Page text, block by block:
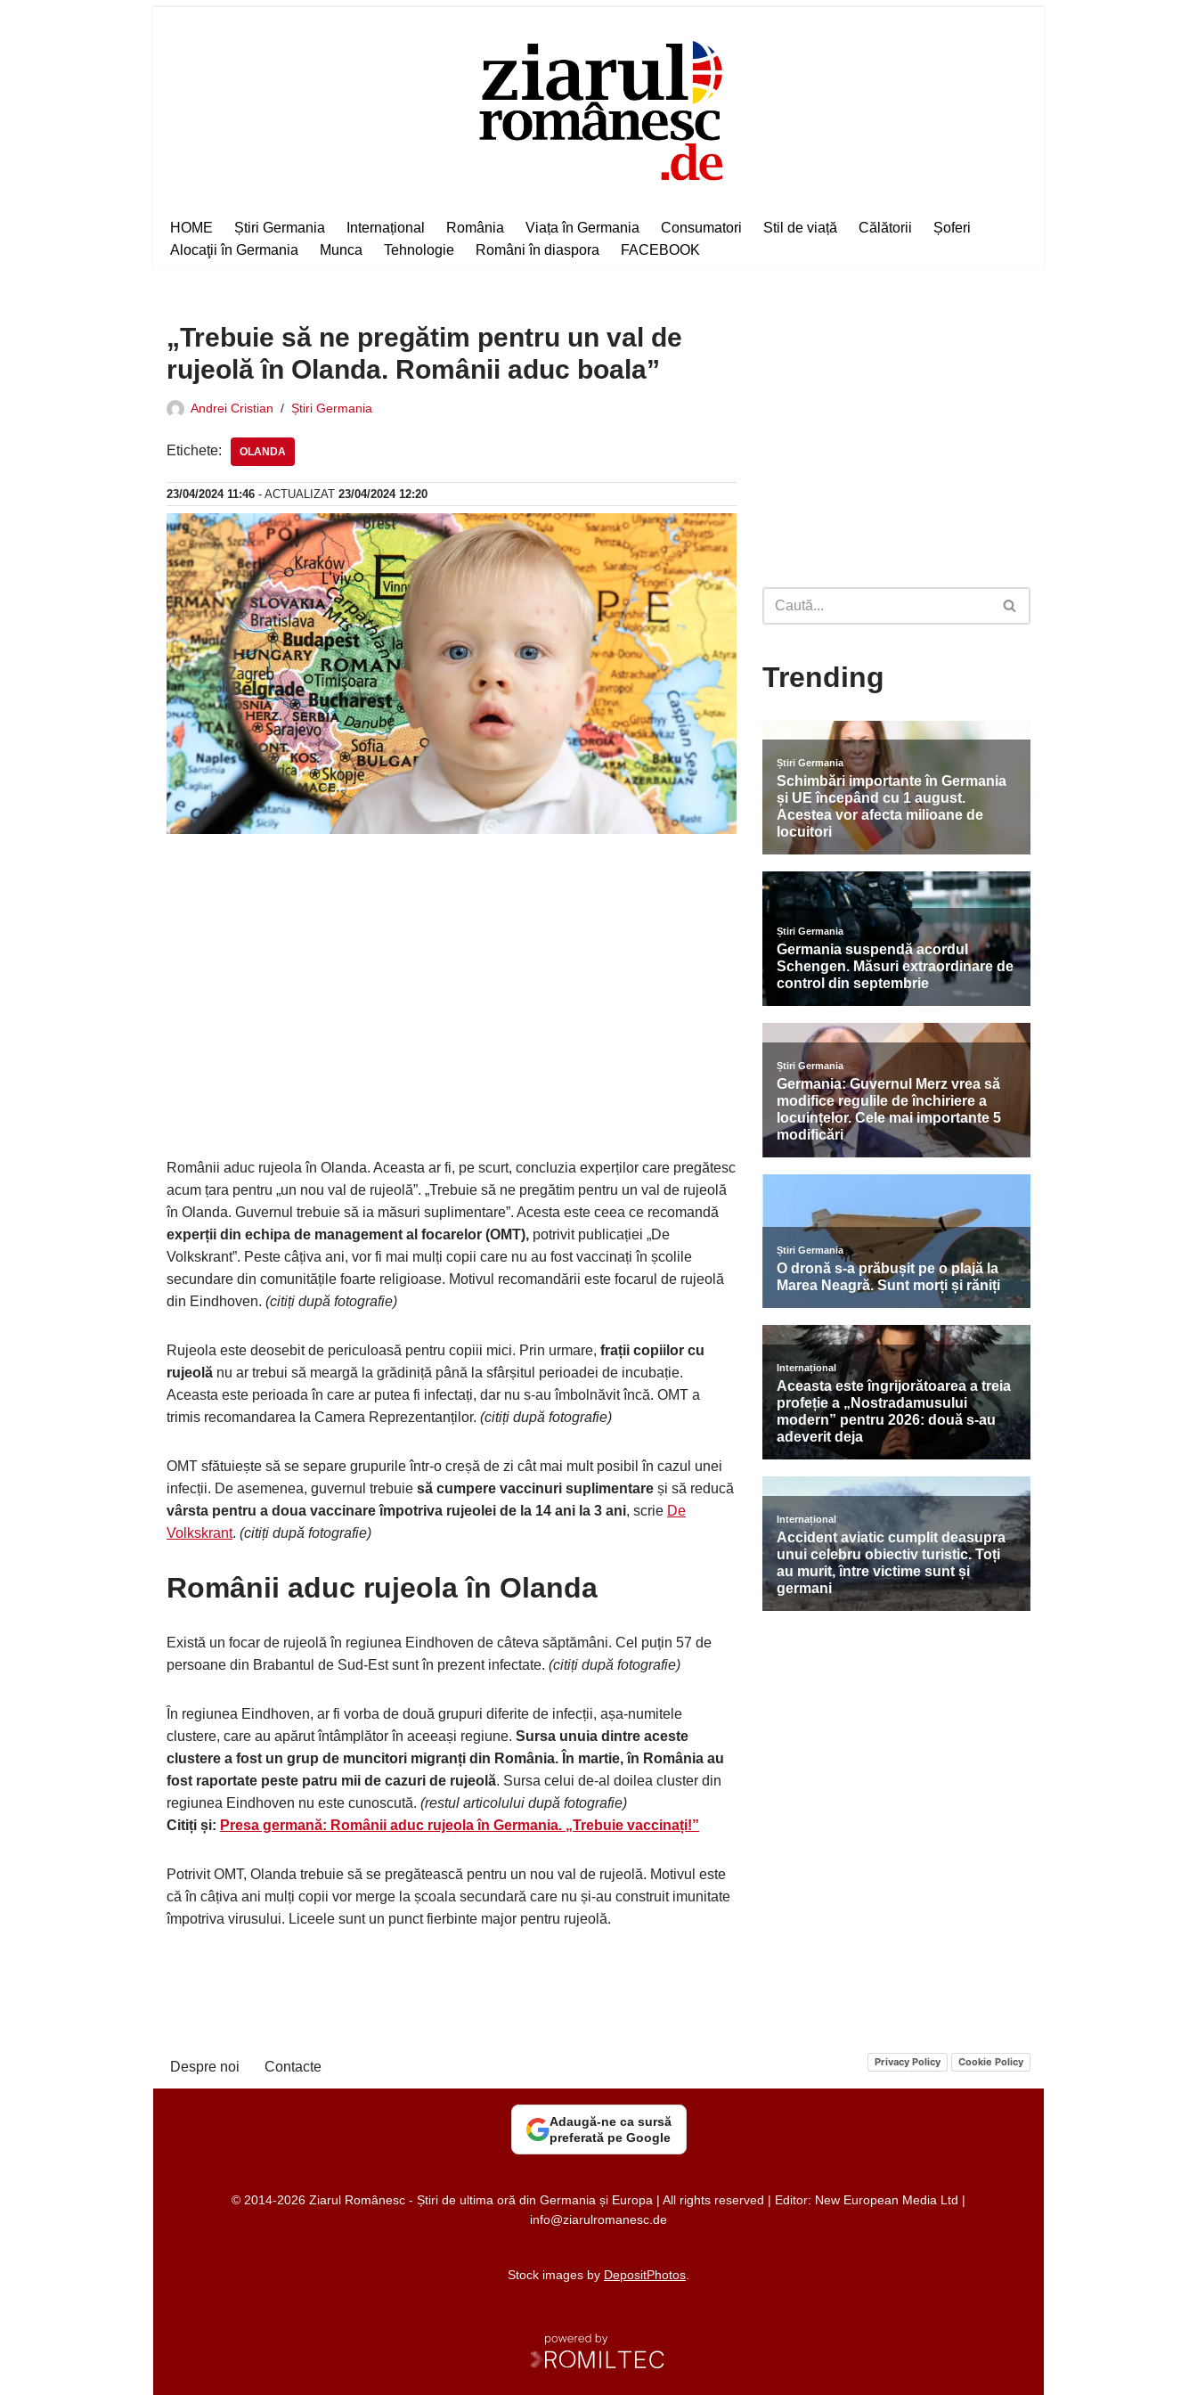
HOME Știri Germania Internațional România Viața în Germania Consumatori Stil de viață Călătorii
Șoferi
Alocaţii în Germania
Munca Tehnologie Români în diaspora FACEBOOK
„Trebuie să ne pregătim pentru un val de
rujeolă în Olanda. Românii aduc boala”
Andrei Cristian Știri Germania
Etichete: OLANDA
23/04/2024 11:46 - ACTUALIZAT 23/04/2024 12:20
Românii aduc rujeola în Olanda. Aceasta ar fi, pe scurt, concluzia experților care pregătesc
acum țara pentru „un nou val de rujeolă”. „Trebuie să ne pregătim pentru un val de rujeolă
în Olanda. Guvernul trebuie să ia măsuri suplimentare”. Acesta este ceea ce recomandă
experții din echipa de management al focarelor (OMT), potrivit publicației „De
Volkskrant”. Peste câțiva ani, vor fi mai mulți copii care nu au fost vaccinați în școlile
secundare din comunitățile foarte religioase. Motivul recomandării este focarul de rujeolă
din Eindhoven. (citiți după fotografie)
Rujeola este deosebit de periculoasă pentru copiii mici. Prin urmare, frații copiilor cu
rujeolă nu ar trebui să meargă la grădiniță până la sfârșitul perioadei de incubație.
Aceasta este perioada în care ar putea fi infectați, dar nu s-au îmbolnăvit încă. OMT a
trimis recomandarea la Camera Reprezentanților. (citiți după fotografie)
OMT sfătuiește să se separe grupurile într-o creșă de zi cât mai mult posibil în cazul unei
infecții. De asemenea, guvernul trebuie să cumpere vaccinuri suplimentare și să reducă
vârsta pentru a doua vaccinare împotriva rujeolei de la 14 ani la 3 ani, scrie De
Volkskrant. (citiți după fotografie)
Românii aduc rujeola în Olanda
Există un focar de rujeolă în regiunea Eindhoven de câteva săptămâni. Cel puțin 57 de
persoane din Brabantul de Sud-Est sunt în prezent infectate. (citiți după fotografie)
În regiunea Eindhoven, ar fi vorba de două grupuri diferite de infecții, așa-numitele
clustere, care au apărut întâmplător în aceeași regiune. Sursa unuia dintre aceste
clustere a fost un grup de muncitori migranți din România. În martie, în România au
fost raportate peste patru mii de cazuri de rujeolă. Sursa celui de-al doilea cluster din
regiunea Eindhoven nu este cunoscută. (restul articolului după fotografie)
Citiți și: Presa germană: Românii aduc rujeola în Germania. „Trebuie vaccinați!”
Potrivit OMT, Olanda trebuie să se pregătească pentru un nou val de rujeolă. Motivul este
că în câțiva ani mulți copii vor merge la școala secundară care nu și-au construit imunitate
împotriva virusului. Liceele sunt un punct fierbinte major pentru rujeolă.
Trending
Despre noi Contacte Privacy Policy Cookie Policy
Adaugă-ne ca sursă
preferată pe Google
© 2014-2026 Ziarul Românesc - Știri de ultima oră din Germania și Europa | All rights reserved | Editor: New European Media Ltd |
info@ziarulromanesc.de
Stock images by DepositPhotos